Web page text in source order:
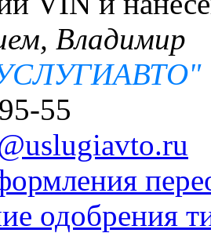
Владимир
55
одобрения